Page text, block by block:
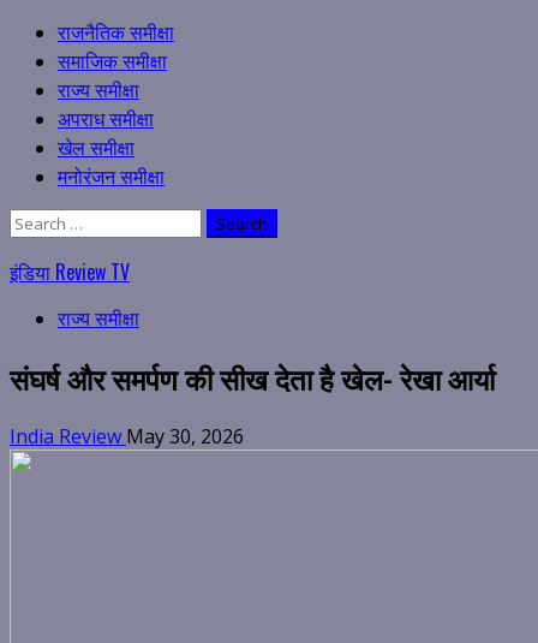
Primary
Menu
राजनैतिक समीक्षा
समाजिक समीक्षा
राज्य समीक्षा
अपराध समीक्षा
खेल समीक्षा
मनोरंजन समीक्षा
Search
इंडिया Review TV
राज्य समीक्षा
संघर्ष और समर्पण की सीख देता है खेल- रेखा आर्या
India Review May 30, 2026